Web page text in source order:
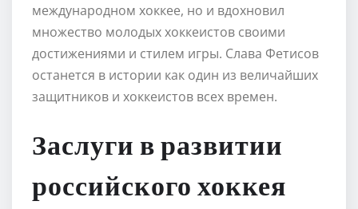
международном хоккее, но и вдохновил
множество молодых хоккеистов своими
достижениями и стилем игры. Слава Фетисов
останется в истории как один из величайших
защитников и хоккеистов всех времен.
Заслуги в развитии
российского хоккея